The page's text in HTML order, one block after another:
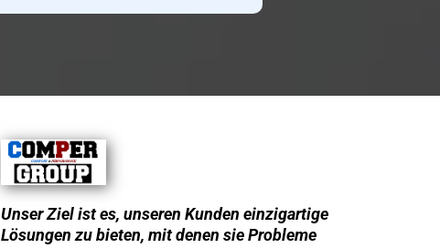
Unser Ziel ist es, unseren Kunden einzigartige
Lösungen zu bieten, mit denen sie Probleme